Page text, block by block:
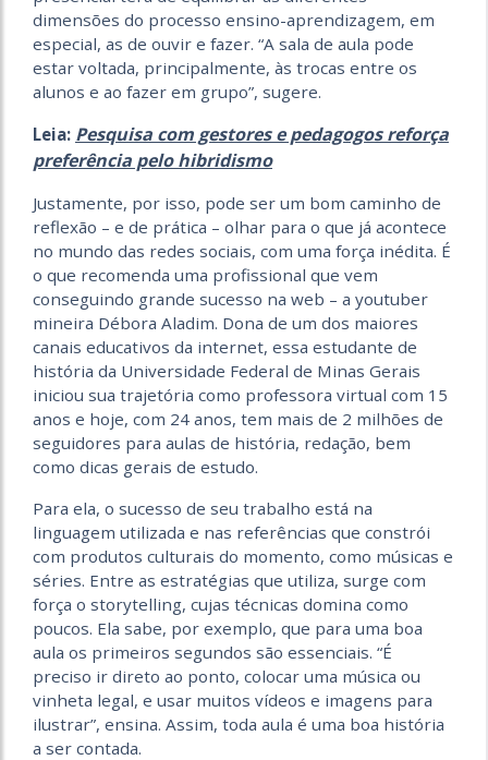
dimensões do processo ensino-aprendizagem, em
especial, as de ouvir e fazer. “A sala de aula pode
estar voltada, principalmente, às trocas entre os
alunos e ao fazer em grupo”, sugere.
Leia: Pesquisa com gestores e pedagogos reforça
preferência pelo hibridismo
Justamente, por isso, pode ser um bom caminho de
reflexão – e de prática – olhar para o que já acontece
no mundo das redes sociais, com uma força inédita. É
o que recomenda uma profissional que vem
conseguindo grande sucesso na web – a youtuber
mineira Débora Aladim. Dona de um dos maiores
canais educativos da internet, essa estudante de
história da Universidade Federal de Minas Gerais
iniciou sua trajetória como professora virtual com 15
anos e hoje, com 24 anos, tem mais de 2 milhões de
seguidores para aulas de história, redação, bem
como dicas gerais de estudo.
Para ela, o sucesso de seu trabalho está na
linguagem utilizada e nas referências que constrói
com produtos culturais do momento, como músicas e
séries. Entre as estratégias que utiliza, surge com
força o storytelling, cujas técnicas domina como
poucos. Ela sabe, por exemplo, que para uma boa
aula os primeiros segundos são essenciais. “É
preciso ir direto ao ponto, colocar uma música ou
vinheta legal, e usar muitos vídeos e imagens para
ilustrar”, ensina. Assim, toda aula é uma boa história
a ser contada.